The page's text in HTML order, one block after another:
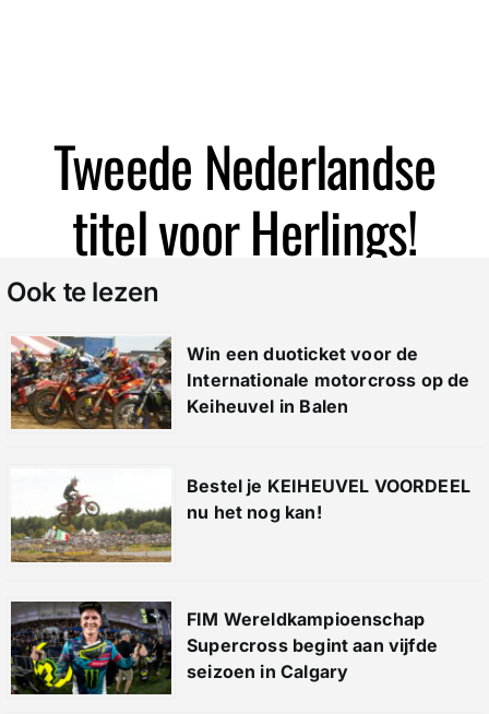
Tweede Nederlandse
titel voor Herlings!
Ook te lezen
Win een duoticket voor de
Internationale motorcross op de
Keiheuvel in Balen
Bestel je KEIHEUVEL VOORDEEL
nu het nog kan!
FIM Wereldkampioenschap
Supercross begint aan vijfde
seizoen in Calgary